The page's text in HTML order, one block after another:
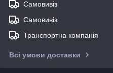
Самовивіз
Самовивіз
Транспортна компанія
Всі умови доставки